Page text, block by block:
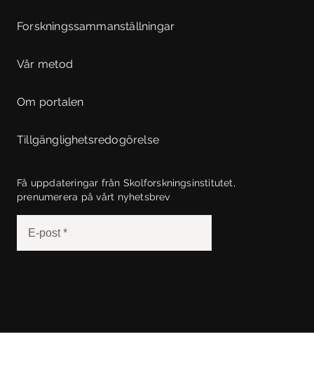
Forskningssammanställningar
Vår metod
Om portalen
Tillgänglighetsredogörelse
Få uppdateringar från Skolforskningsinstitutet,
prenumerera på vårt nyhetsbrev